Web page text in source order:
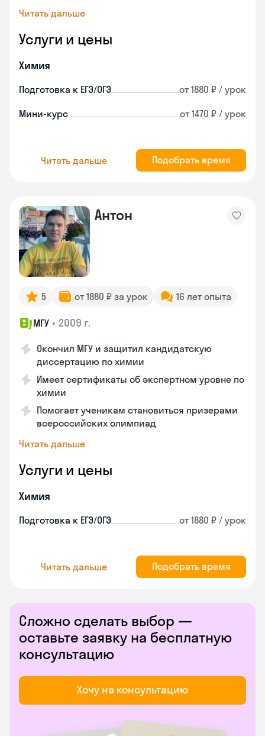
Читать дальше
Услуги и цены
Химия
Подготовка к ЕГЭ/ОГЭ от 1880 ₽ / урок
Мини-курс от 1470 ₽ / урок
Читать дальше Подобрать время
Антон
5 от 1880 ₽ за урок 16 лет опыта
МГУ • 2009 г.
Окончил МГУ и защитил кандидатскую
диссертацию по химии
Имеет сертификаты об экспертном уровне по
химии
Помогает ученикам становиться призерами
всероссийских олимпиад
Читать дальше
Услуги и цены
Химия
Подготовка к ЕГЭ/ОГЭ от 1880 ₽ / урок
Читать дальше Подобрать время
Сложно сделать выбор —
оставьте заявку на бесплатную
консультацию
Хочу на консультацию